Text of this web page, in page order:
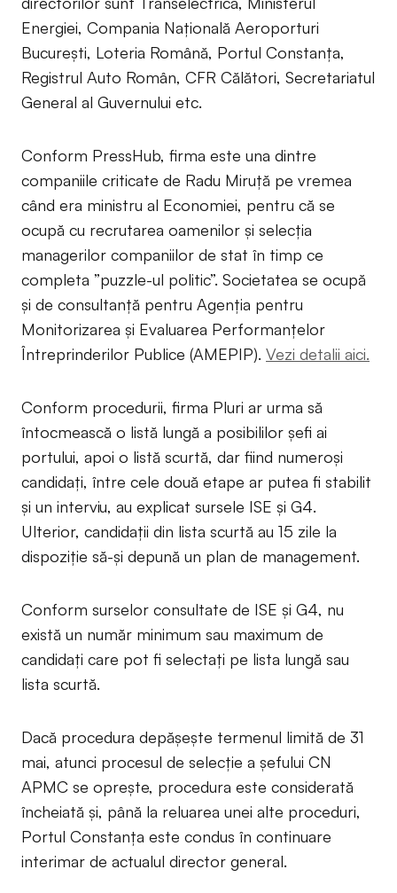
Energiei, Compania Națională Aeroporturi
București, Loteria Română, Portul Constanța,
Registrul Auto Român, CFR Călători, Secretariatul
General al Guvernului etc.
Conform PressHub, firma este una dintre
companiile criticate de Radu Miruță pe vremea
când era ministru al Economiei, pentru că se
ocupă cu recrutarea oamenilor și selecția
managerilor companiilor de stat în timp ce
completa ”puzzle-ul politic”. Societatea se ocupă
și de consultanță pentru Agenția pentru
Monitorizarea și Evaluarea Performanțelor
Întreprinderilor Publice (AMEPIP). Vezi detalii aici.
Conform procedurii, firma Pluri ar urma să
întocmească o listă lungă a posibililor șefi ai
portului, apoi o listă scurtă, dar fiind numeroși
candidați, între cele două etape ar putea fi stabilit
și un interviu, au explicat sursele ISE și G4.
Ulterior, candidații din lista scurtă au 15 zile la
dispoziție să-și depună un plan de management.
Conform surselor consultate de ISE și G4, nu
există un număr minimum sau maximum de
candidați care pot fi selectați pe lista lungă sau
lista scurtă.
Dacă procedura depășește termenul limită de 31
mai, atunci procesul de selecție a șefului CN
APMC se oprește, procedura este considerată
încheiată și, până la reluarea unei alte proceduri,
Portul Constanța este condus în continuare
interimar de actualul director general.